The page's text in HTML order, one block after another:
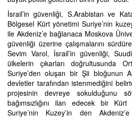
İsrail’in güvenliği, S.Arabistan ve
Bölgesel Kürt yönetimi Suriye’nin
ile Akdeniz’e bağlanaca Moskova
güvenliği üzerine çalışmalarını
Sevim Varol, İsrail’in güvenliği,
ülkelerin çıkarları doğrultusunda
Suriye’den oluşan bir Şii bloğunun
devletler tarafından istenmediğini
projesinin devreye sokulduğunu
bağımsızlığını ilan edecek bir
Suriye’nin Kuzey’in den